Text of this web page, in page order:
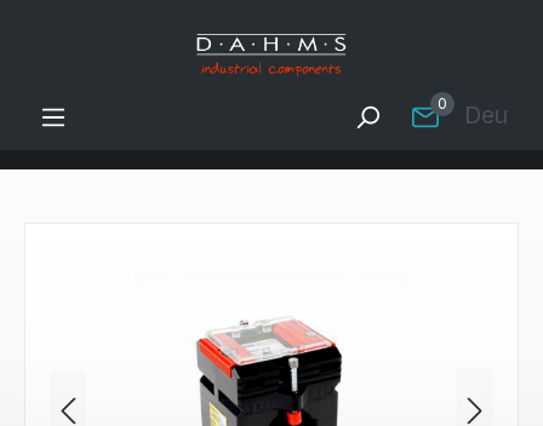
Zum Hauptinhalt springen
0